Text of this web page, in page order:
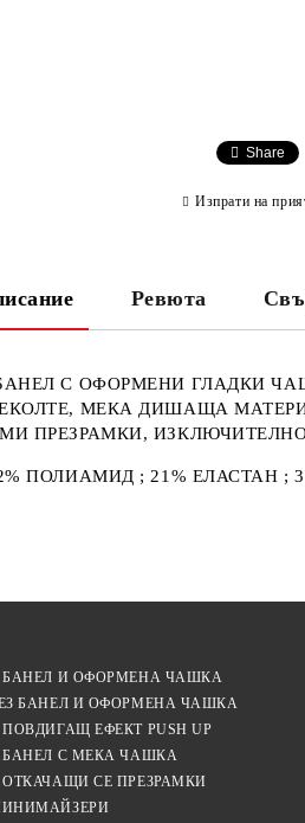
Share
Изпрати на
Ревюта
С ОФОРМЕНИ ГЛАДКИ
МЕКА ДИШАЩА
ПРЕЗРАМКИ,
ПОЛИАМИД ; 21% ЕЛАСТАН ;
БАНЕЛ И ОФОРМЕНА ЧАШКА
БАНЕЛ И ОФОРМЕНА ЧАШКА
ЕФЕКТ PUSH UP
БАНЕЛ С МЕКА ЧАШКА
СЕ ПРЕЗРАМКИ